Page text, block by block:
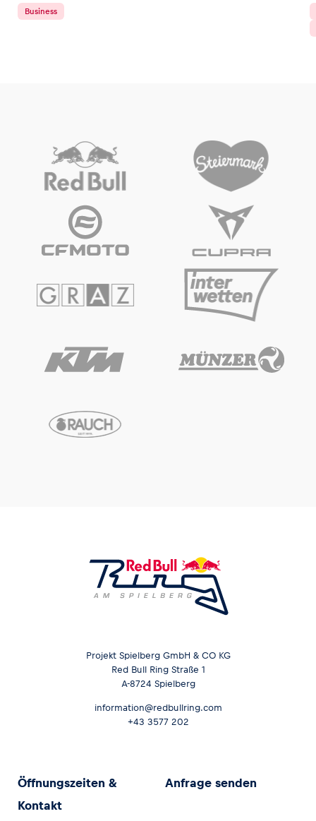
Business
Projekt Spielberg GmbH & CO KG
Red Bull Ring Straße 1
A-8724 Spielberg
information@redbullring.com
+43 3577 202
Öffnungszeiten &
Kontakt
Anfrage senden